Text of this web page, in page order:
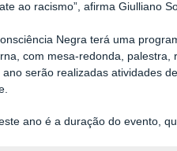
ao racismo”, afirma Giulliano
Negra terá uma
com mesa-redonda,
ano serão realizadas atividades
ano é a duração do evento,